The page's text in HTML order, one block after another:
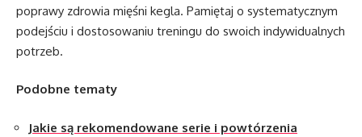
poprawy zdrowia mięśni kegla. Pamiętaj o systematycznym
podejściu i dostosowaniu treningu do swoich indywidualnych
potrzeb.
Podobne tematy
Jakie są rekomendowane serie i powtórzenia